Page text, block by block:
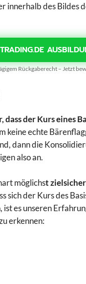
innerhalb des Bildes
Rückgaberecht – Jetzt
der Kurs eines
keine echte
dann die
also an.
möglichst
sich der Kurs des
ist es unseren
erkennen: